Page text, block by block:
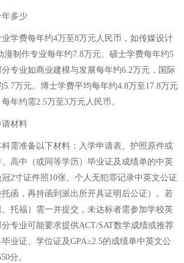
多少
学费每年约4万至8万元人民币，如传媒设计
漫制作专业每年约7.8万元。硕士学费每年约5
专业如商业建模与发展每年约6.2万元，国际
万元。博士学费平均每年约4.8万至17.8万元
年约需2.5万至3万元人民币。
材料
需准备以下材料：入学申请表、护照原件或
高中（或同等学历）毕业证及成绩单的中英
2寸证件照10张、个人无犯罪记录中英文公证
函，再持函到派出所开具证明后公证）。若
托福）需一并提交，未达标者需参加学校英
专业可能要求提供ACT/SAT数学成绩或推荐
业证、学位证及GPA≥2.5的成绩单中英文公
分。